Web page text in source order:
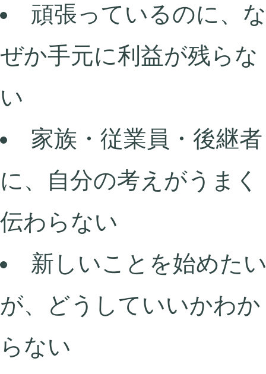
頑張っているのに、
ぜか手元に利益が残らな
い
家族・従業員・後継者
に、自分の考えがうまく
伝わらない
新しいことを始めた
が、どうしていいかわか
らない